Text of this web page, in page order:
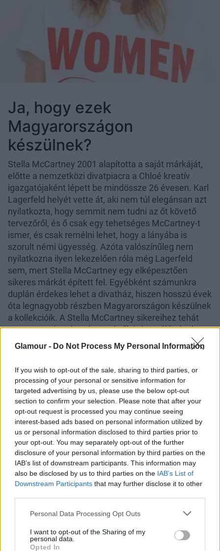
Glamour - Do Not Process My Personal Information
If you wish to opt-out of the sale, sharing to third parties, or
processing of your personal or sensitive information for
targeted advertising by us, please use the below opt-out
section to confirm your selection. Please note that after your
opt-out request is processed you may continue seeing
interest-based ads based on personal information utilized by
us or personal information disclosed to third parties prior to
your opt-out. You may separately opt-out of the further
disclosure of your personal information by third parties on the
IAB’s list of downstream participants. This information may
also be disclosed by us to third parties on the IAB’s List of
Downstream Participants that may further disclose it to other
Please note that this website/app uses one or more Google
not limited to your visit or usage behaviour. You may click to
grant or deny consent to Google and its third-party tags to
Personal Data Processing Opt Outs
I want to opt-out of the Sharing of my
personal data.
Opted In
Ja, hogy ezek
Magyarországon
készülnek?
Stella McCartney 2001 alapította a saját márkáját,
előtte a nemzetközi divatpiacra a Chloé kreatív
igazgatójaként lépett be mindössze 26 évesen. Karl
Lagerfeld helyét vette át, aki nem túl elegánsan azt
nyilatkozta, hogy semmit nem tudni az őt követő
tervezőről, és ő csak egy tehetséges McCartney-t
ismer, és csak remélni lehet, hogy a lányába is
szorult némi ügyesség. Azóta valószínűleg nem
nyilatkozna ilyen lekezelően róla még Lagerfeld
sem, mert Stella McCartney egy elképesztően
sikeres márkát épített fel. Egyébként számunkra
duplán érdekes lehet a divatház, hiszen hosszú évek
óta legnagyobb részben Magyarországon készülnek
a kollekcióik. A Stella McCartney sikereihez tehát
magyar szakemberek, varrónők is hozzájárulnak.
Mit vettünk?
Lássuk csak! Az övtáska abszolút divatba jött az
utóbbi egy évben, és idén sem fog leáldozni a
praktikus darabnak. Ezt a szuperhősnős darabot
több sztár is hordta már, nagyon vagány lenne
ebben hasítani a Szigeten például!